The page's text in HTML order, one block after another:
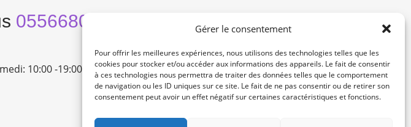
Gérer le consentement
Pour offrir les meilleures expériences, nous utilisons des technologies telles que les
cookies pour stocker et/ou accéder aux informations des appareils. Le fait de consentir
à ces technologies nous permettra de traiter des données telles que le comportement
de navigation ou les ID uniques sur ce site. Le fait de ne pas consentir ou de retirer son
consentement peut avoir un effet négatif sur certaines caractéristiques et fonctions.
0556680966
10:00 -19:00 Non
contact@re-konekt.fr
/
/